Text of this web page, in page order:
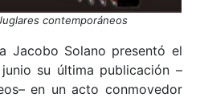
contemporáneos
Jacobo Solano presentó el
su última publicación –
en un acto conmovedor